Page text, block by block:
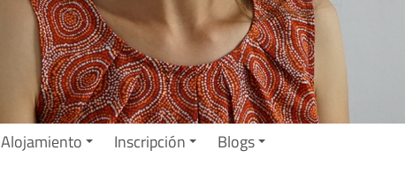
Alojamiento Inscripción Blogs